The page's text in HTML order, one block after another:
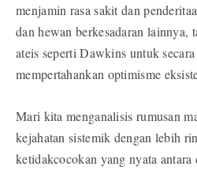
menjamin rasa sakit dan
dan hewan berkesadaran lainnya,
ateis seperti Dawkins untuk
mempertahankan optimisme
Mari kita menganalisis rumusan
kejahatan sistemik dengan lebih
ketidakcocokan yang nyata